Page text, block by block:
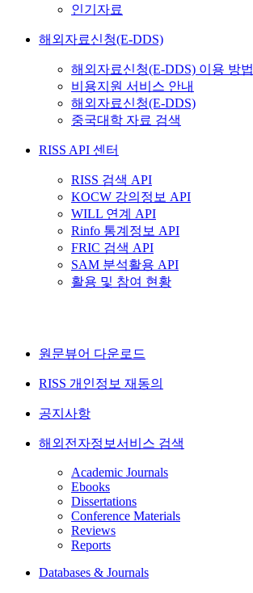
인기자료
해외자료신청(E-DDS)
해외자료신청(E-DDS) 이용 방법
비용지원 서비스 안내
해외자료신청(E-DDS)
중국대학 자료 검색
RISS API 센터
RISS 검색 API
KOCW 강의정보 API
WILL 연계 API
Rinfo 통계정보 API
FRIC 검색 API
SAM 분석활용 API
활용 및 참여 현황
원문뷰어 다운로드
RISS 개인정보 재동의
공지사항
해외전자정보서비스 검색
Academic Journals
Ebooks
Dissertations
Conference Materials
Reviews
Reports
Databases & Journals